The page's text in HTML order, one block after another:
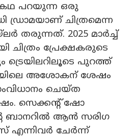
പറയുന്ന ഒരു
ഡ്രാമയാണ് ചിത്രമെന്ന
തരുന്നത്. 2025 മാർച്ച്
ചിത്രം പ്രേക്ഷകരുടെ
ട്രെയിലറിലൂടെ പുറത്ത്
അശോകന് ശേഷം
ചെയ്ത
സെക്കന്റ്‌ ഷോ
ബാനറിൽ ആൻ സരിഗ
എന്നിവർ ചേർന്ന്